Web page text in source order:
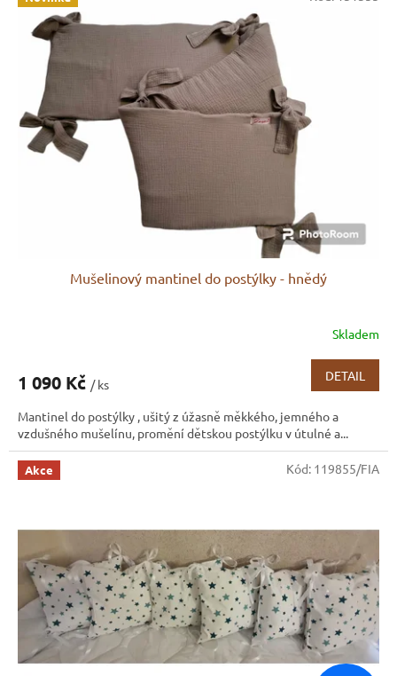
Mušelinový mantinel do postýlky - hnědý
Skladem
1 090 Kč / ks
DETAIL
Mantinel do postýlky , ušitý z úžasně měkkého, jemného a
vzdušného mušelínu, promění dětskou postýlku v útulné a...
Akce Kód: 119855/FIA